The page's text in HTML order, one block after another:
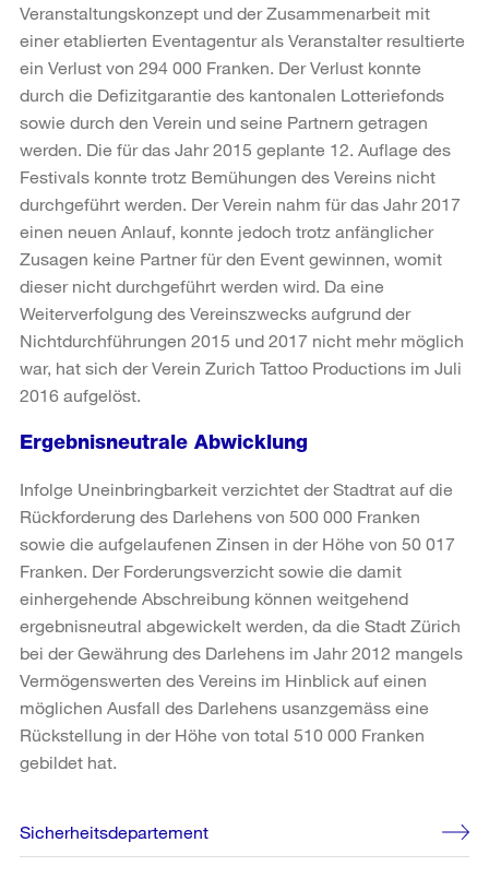
Veranstaltungskonzept und der Zusammenarbeit mit
einer etablierten Eventagentur als Veranstalter resultierte
ein Verlust von 294 000 Franken. Der Verlust konnte
durch die Defizitgarantie des kantonalen Lotteriefonds
sowie durch den Verein und seine Partnern getragen
werden. Die für das Jahr 2015 geplante 12. Auflage des
Festivals konnte trotz Bemühungen des Vereins nicht
durchgeführt werden. Der Verein nahm für das Jahr 2017
einen neuen Anlauf, konnte jedoch trotz anfänglicher
Zusagen keine Partner für den Event gewinnen, womit
dieser nicht durchgeführt werden wird. Da eine
Weiterverfolgung des Vereinszwecks aufgrund der
Nichtdurchführungen 2015 und 2017 nicht mehr möglich
war, hat sich der Verein Zurich Tattoo Productions im Juli
2016 aufgelöst.
Ergebnisneutrale Abwicklung
Infolge Uneinbringbarkeit verzichtet der Stadtrat auf die
Rückforderung des Darlehens von 500 000 Franken
sowie die aufgelaufenen Zinsen in der Höhe von 50 017
Franken. Der Forderungsverzicht sowie die damit
einhergehende Abschreibung können weitgehend
ergebnisneutral abgewickelt werden, da die Stadt Zürich
bei der Gewährung des Darlehens im Jahr 2012 mangels
Vermögenswerten des Vereins im Hinblick auf einen
möglichen Ausfall des Darlehens usanzgemäss eine
Rückstellung in der Höhe von total 510 000 Franken
gebildet hat.
Weitere
Informationen
Sicherheitsdepartement